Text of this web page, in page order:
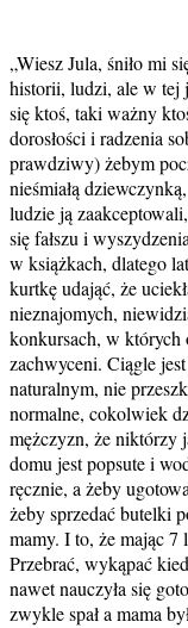
„Wiesz Jula, śniło mi
historii, ludzi, ale w tej
się ktoś, taki ważny
dorosłości i radzenia
prawdziwy) żebym
nieśmiałą
ludzie ją
się fałszu i
w książkach, dlatego
kurtkę udająć, że
nieznajomych,
konkursach, w
zachwyceni. Ciągle
naturalnym, nie
normalne, cokolwiek
mężczyzn, że niktórzy
domu jest popsute i
ręcznie, a żeby
żeby sprzedać butelki
mamy. I to, że mając 7
Przebrać, wykąpać
nawet nauczyła się
zwykle spał a mama